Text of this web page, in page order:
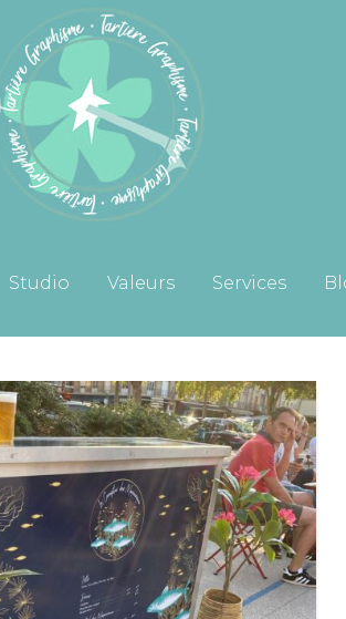
Studio Valeurs Services